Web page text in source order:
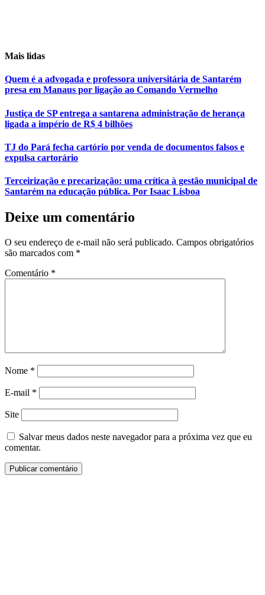
Mais lidas
Quem é a advogada e professora universitária de Santarém
presa em Manaus por ligação ao Comando Vermelho
Justiça de SP entrega a santarena administração de herança
ligada a império de R$ 4 bilhões
TJ do Pará fecha cartório por venda de documentos falsos e
expulsa cartorário
Terceirização e precarização: uma crítica à gestão municipal de
Santarém na educação pública. Por Isaac Lisboa
Deixe um comentário
O seu endereço de e-mail não será publicado. Campos obrigatórios
são marcados com *
Comentário *
Nome *
E-mail *
Site
Salvar meus dados neste navegador para a próxima vez que eu
comentar.